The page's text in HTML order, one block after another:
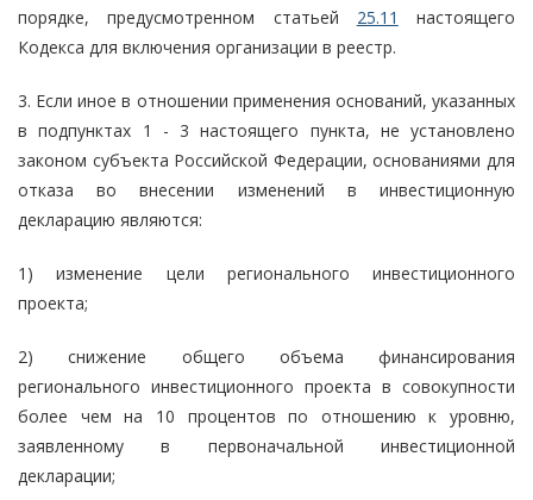
порядке, предусмотренном статьей 25.11
настоящего
Кодекса для включения организации в реестр.
3. Если иное в отношении применения оснований, указанных
в подпунктах 1 - 3 настоящего пункта, не установлено
законом субъекта Российской Федерации, основаниями для
отказа во внесении изменений в инвестиционную
декларацию являются:
1) изменение цели регионального инвестиционного
проекта;
2) снижение общего объема финансирования
регионального инвестиционного проекта в совокупности
более чем на 10 процентов по отношению к уровню,
заявленному в первоначальной инвестиционной
декларации;